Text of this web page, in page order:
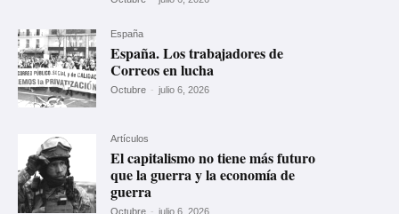
España
España. Los trabajadores de
Correos en lucha
Octubre - julio 6, 2026
Artículos
El capitalismo no tiene más futuro
que la guerra y la economía de
guerra
Octubre - julio 6, 2026